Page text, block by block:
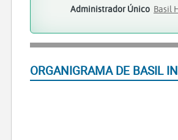
Administrador Único Basil
ORGANIGRAMA DE BASIL